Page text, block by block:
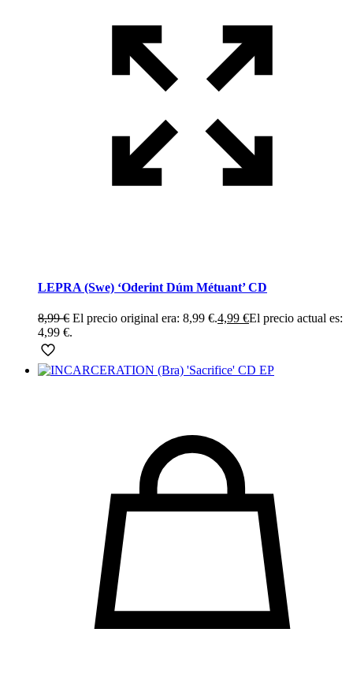
LEPRA (Swe) ‘Oderint Dúm Métuant’ CD
8,99€ El precio original era: 8,99 €.4,99 €El precio actual es:
4,99 €.